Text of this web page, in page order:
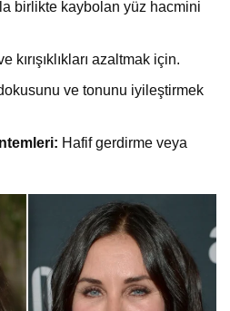
birlikte kaybolan yüz hacmini
kırışıklıkları azaltmak için.
ve tonunu iyileştirmek
Hafif gerdirme veya